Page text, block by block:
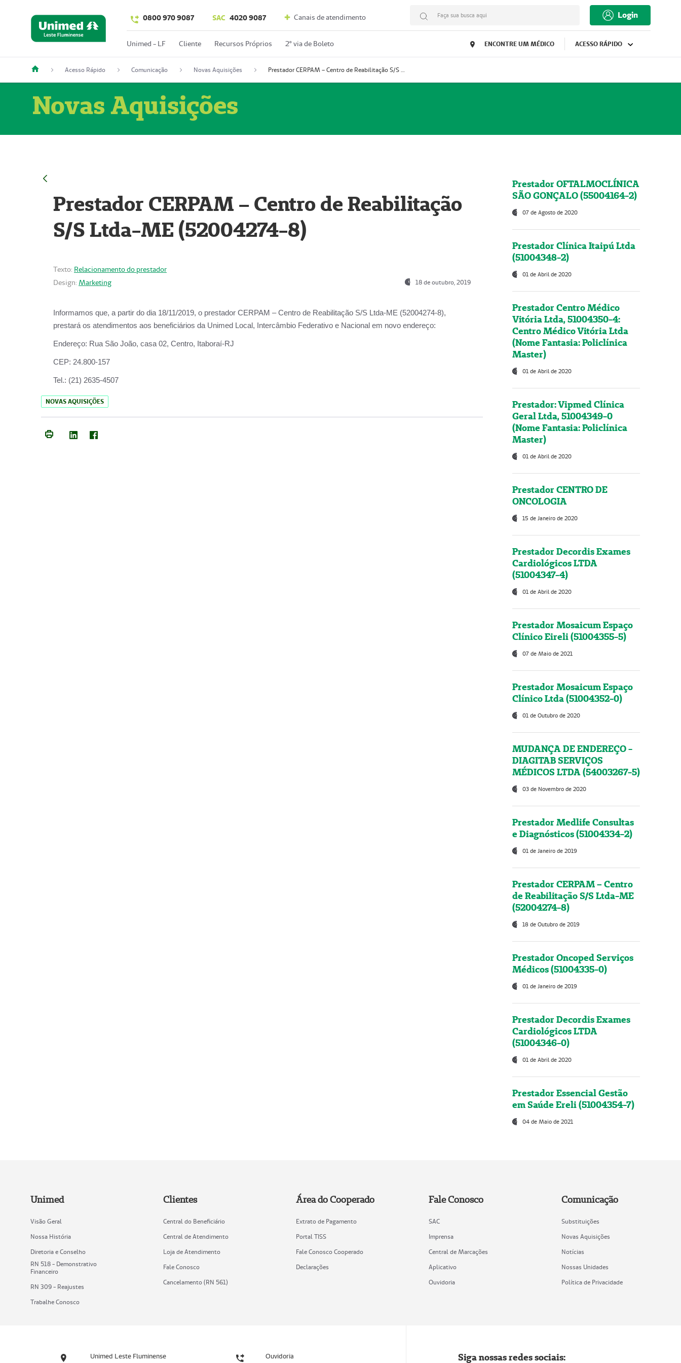
0800 970 9087 SAC 4020 9087 Canais de atendimento Faça sua busca aqui Login
Unimed - LF Cliente Recursos Próprios 2º via de Boleto ENCONTRE UM MÉDICO ACESSO RÁPIDO
Acesso Rápido Comunicação Novas Aquisições Prestador CERPAM – Centro de Reabilitação S/S Ltda-ME (52004274-8)
Novas Aquisições
Prestador CERPAM – Centro de Reabilitação
S/S Ltda-ME (52004274-8)
Texto: Relacionamento do prestador
Design: Marketing 18 de outubro, 2019
Informamos que, a partir do dia 18/11/2019, o prestador CERPAM – Centro de Reabilitação S/S Ltda-ME (52004274-8),
prestará os atendimentos aos beneficiários da Unimed Local, Intercâmbio Federativo e Nacional em novo endereço:
Endereço: Rua São João, casa 02, Centro, Itaboraí-RJ
CEP: 24.800-157
Tel.: (21) 2635-4507
NOVAS AQUISIÇÕES
Prestador OFTALMOCLÍNICA
SÃO GONÇALO (55004164-2)
07 de Agosto de 2020
Prestador Clínica Itaipú Ltda
(51004348-2)
01 de Abril de 2020
Prestador Centro Médico
Vitória Ltda, 51004350-4:
Centro Médico Vitória Ltda
(Nome Fantasia: Policlínica
Master)
01 de Abril de 2020
Prestador: Vipmed Clínica
Geral Ltda, 51004349-0
(Nome Fantasia: Policlínica
Master)
01 de Abril de 2020
Prestador CENTRO DE
ONCOLOGIA
15 de Janeiro de 2020
Prestador Decordis Exames
Cardiológicos LTDA
(51004347-4)
01 de Abril de 2020
Prestador Mosaicum Espaço
Clínico Eireli (51004355-5)
07 de Maio de 2021
Prestador Mosaicum Espaço
Clínico Ltda (51004352-0)
01 de Outubro de 2020
MUDANÇA DE ENDEREÇO -
DIAGITAB SERVIÇOS
MÉDICOS LTDA (54003267-5)
03 de Novembro de 2020
Prestador Medlife Consultas
e Diagnósticos (51004334-2)
01 de Janeiro de 2019
Prestador CERPAM – Centro
de Reabilitação S/S Ltda-ME
(52004274-8)
18 de Outubro de 2019
Prestador Oncoped Serviços
Médicos (51004335-0)
01 de Janeiro de 2019
Prestador Decordis Exames
Cardiológicos LTDA
(51004346-0)
01 de Abril de 2020
Prestador Essencial Gestão
em Saúde Ereli (51004354-7)
04 de Maio de 2021
Unimed
Visão Geral
Nossa História
Diretoria e Conselho
RN 518 - Demonstrativo
Financeiro
RN 309 - Reajustes
Trabalhe Conosco
Clientes
Central do Beneficiário
Central de Atendimento
Loja de Atendimento
Fale Conosco
Cancelamento (RN 561)
Área do Cooperado
Extrato de Pagamento
Portal TISS
Fale Conosco Cooperado
Declarações
Fale Conosco
SAC
Imprensa
Central de Marcações
Aplicativo
Ouvidoria
Comunicação
Substituições
Novas Aquisições
Notícias
Nossas Unidades
Política de Privacidade
Unimed Leste Fluminense Ouvidoria Siga nossas redes sociais: